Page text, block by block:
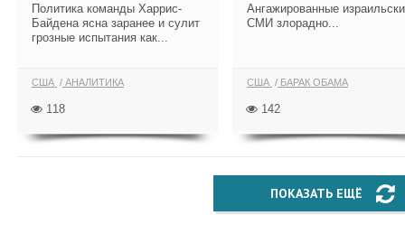
Политика команды Харрис-
Байдена ясна заранее и сулит
грозные испытания как...
США АНАЛИТИКА
118
Ангажированные
СМИ злорадно...
США БАРАК ОБАМА
142
ПОКАЗАТЬ ЕЩЁ